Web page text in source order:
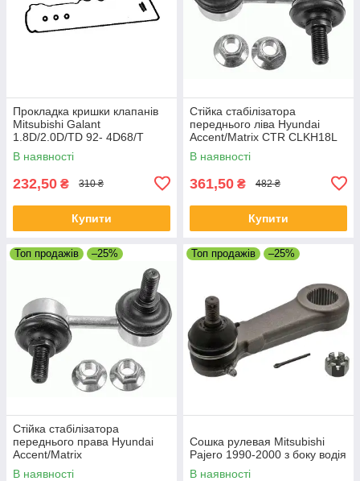
Прокладка кришки клапанів
Mitsubishi Galant
1.8D/2.0D/TD 92- 4D68/T
В наявності
232,50 ₴ 310 ₴
Купити
Стійка стабілізатора
переднього ліва Hyundai
Accent/Matrix CTR CLKH18L
В наявності
361,50 ₴ 482 ₴
Купити
Топ продажів –25%
Стійка стабілізатора
переднього права Hyundai
Accent/Matrix
В наявності
Топ продажів –25%
Сошка рулевая Mitsubishi
Pajero 1990-2000 з боку водія
В наявності